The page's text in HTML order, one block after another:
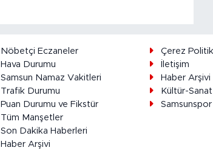
Nöbetçi Eczaneler
Hava Durumu
Samsun Namaz Vakitleri
Trafik Durumu
Puan Durumu ve Fikstür
Tüm Manşetler
Son Dakika Haberleri
Haber Arşivi
Çerez
İletişim
Haber Arşivi
Kültür-Sanat
Samsunspor